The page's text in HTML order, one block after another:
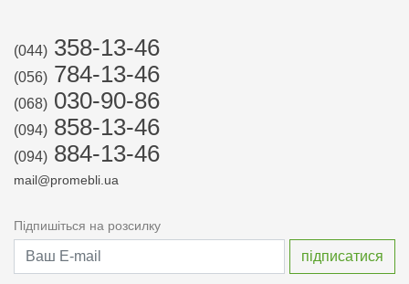
(044) 358-13-46
(056) 784-13-46
(068) 030-90-86
(094) 858-13-46
(094) 884-13-46
mail@promebli.ua
Підпишіться на розсилку